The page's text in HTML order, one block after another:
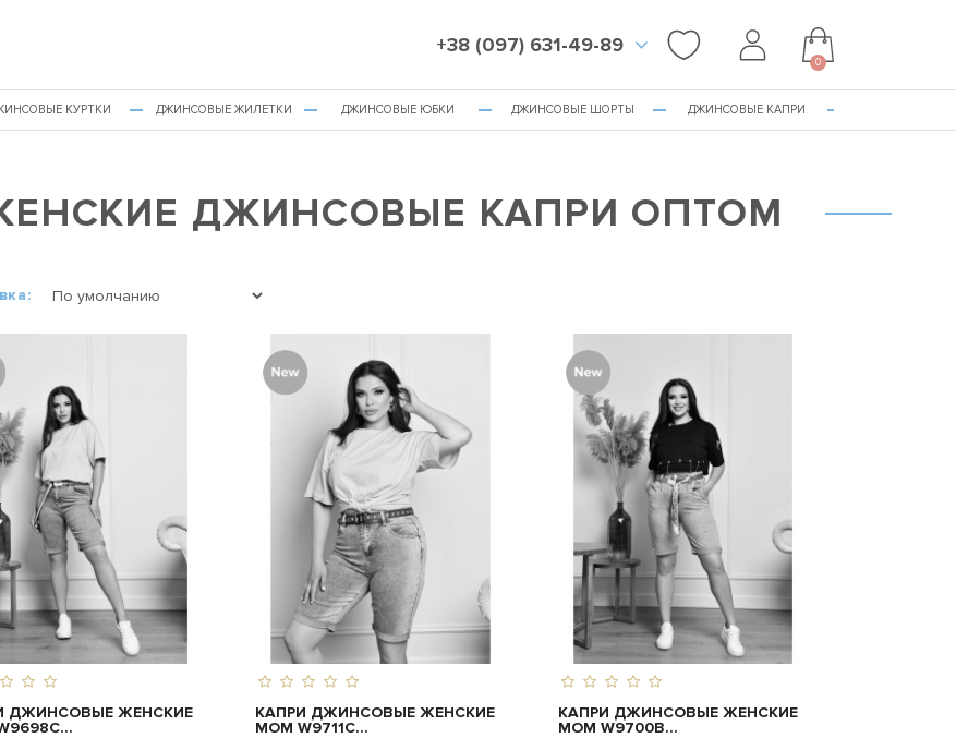
+38 (097) 631-49-89
0
КУРТКИ ДЖИНСОВЫЕ ЖИЛЕТКИ ДЖИНСОВЫЕ ЮБКИ ДЖИНСОВЫЕ ШОРТЫ ДЖИНСОВЫЕ КАПРИ
ДЖИНСОВЫЕ КАПРИ ОПТОМ
ДЖИНСОВЫЕ ЖЕНСКИЕ
КАПРИ ДЖИНСОВЫЕ ЖЕНСКИЕ
MOM W9711C...
КАПРИ ДЖИНСОВЫЕ ЖЕНСКИЕ
MOM W9700B...